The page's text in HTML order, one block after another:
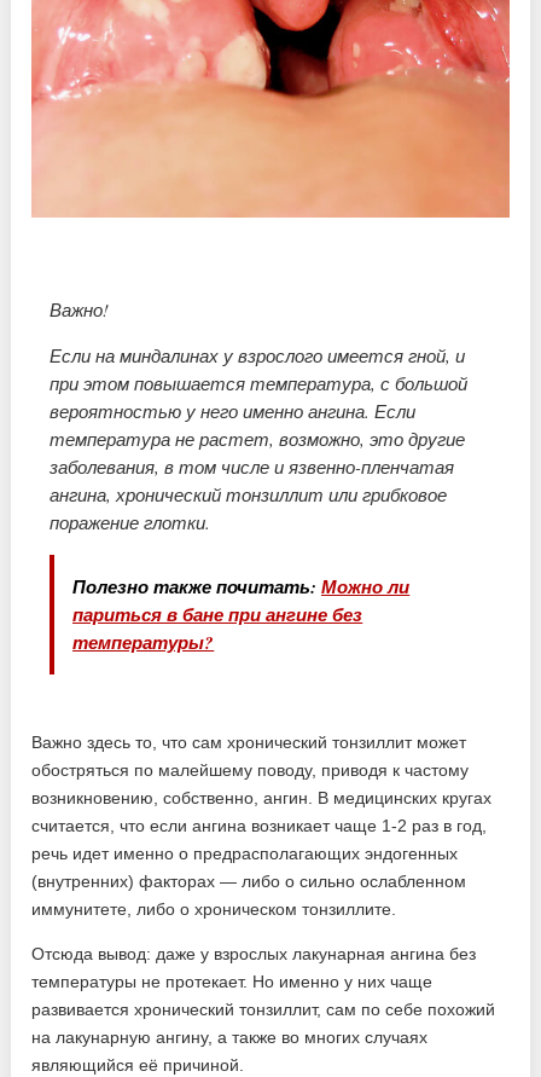
Важно!
Если на миндалинах у взрослого имеется гной, и
при этом повышается температура, с большой
вероятностью у него именно ангина. Если
температура не растет, возможно, это другие
заболевания, в том числе и язвенно-пленчатая
ангина, хронический тонзиллит или грибковое
поражение глотки.
Полезно также почитать:Можно ли
париться в бане при ангине без
температуры?
Важно здесь то, что сам хронический тонзиллит может
обостряться по малейшему поводу, приводя к частому
возникновению, собственно, ангин. В медицинских кругах
считается, что если ангина возникает чаще 1-2 раз в год,
речь идет именно о предрасполагающих эндогенных
(внутренних) факторах — либо о сильно ослабленном
иммунитете, либо о хроническом тонзиллите.
Отсюда вывод: даже у взрослых лакунарная ангина без
температуры не протекает. Но именно у них чаще
развивается хронический тонзиллит, сам по себе похожий
на лакунарную ангину, а также во многих случаях
являющийся её причиной.